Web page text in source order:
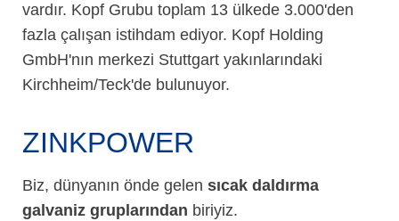
vardır. Kopf Grubu toplam 13 ülkede 3.000'den
fazla çalışan istihdam ediyor. Kopf Holding
GmbH'nın merkezi Stuttgart yakınlarındaki
Kirchheim/Teck'de bulunuyor.
ZINKPOWER
Biz, dünyanın önde gelen sıcak daldırma
galvaniz gruplarından biriyiz.